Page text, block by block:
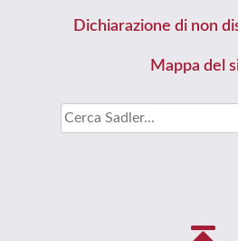
Dichiarazione di non
Mappa del
Cercare: